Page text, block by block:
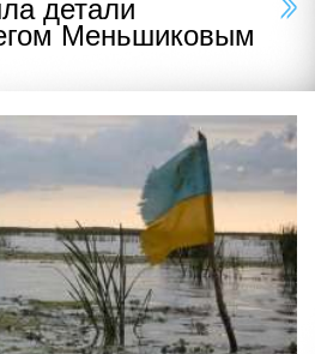
детали
Меньшиковым